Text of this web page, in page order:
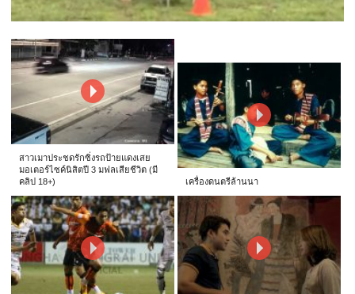
สาวเมาประชดรักซิ่งรถป้ายแดงเสย
มอเตอร์ไซค์นิสิตปี 3 มฟลเสียชีวิต (มี
คลิป 18+)
เครื่องดนตรีล้านนา